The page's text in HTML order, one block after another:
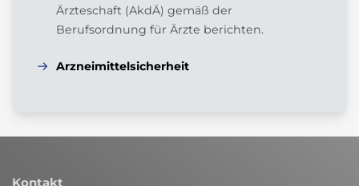
Ärzteschaft (AkdÄ) gemäß der
Berufsordnung für Ärzte berichten.
Arzneimittelsicherheit
Kontakt